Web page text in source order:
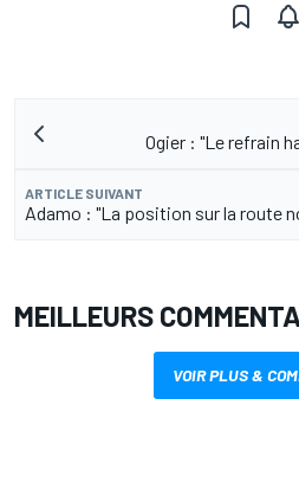
Ogier : "Le refrain
ARTICLE SUIVANT
Adamo : "La position sur la route
MEILLEURS
VOIR PLUS &